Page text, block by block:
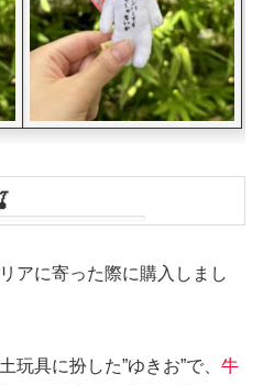
アに寄った際に購入しまし
玩具に扮した”ゆきお”で、 牛